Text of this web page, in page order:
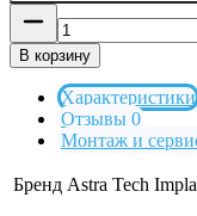
В корзину
Характеристики
Отзывы 0
Монтаж и
Бренд Astra Tech